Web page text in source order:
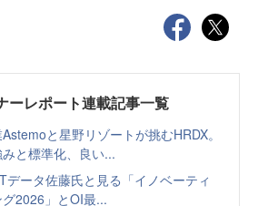
ーレポート連載記事一覧
と星野リゾートが挑むHRDX。
と標準化、良い...
データ佐藤氏と見る「イノベーティ
2026」とOI最...